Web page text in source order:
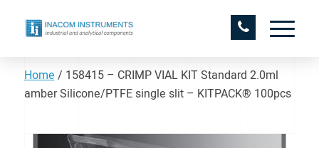
Home / 158415 – CRIMP VIAL KIT Standard 2.0ml
amber Silicone/PTFE single slit – KITPACK® 100pcs